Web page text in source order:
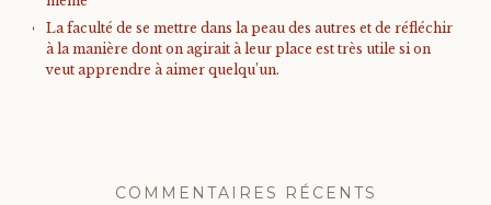
La faculté de se mettre dans la peau des autres et de réfléchir
à la manière dont on agirait à leur place est très utile si on
veut apprendre à aimer quelqu’un.
COMMENTAIRES RÉCENTS